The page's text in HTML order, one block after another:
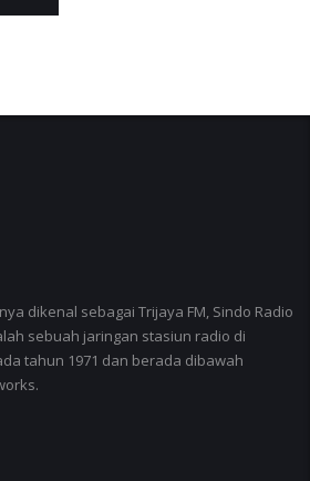
dikenal sebagai Trijaya FM, Sindo Radio
sebuah jaringan stasiun radio di
tahun 1971 dan berada dibawah